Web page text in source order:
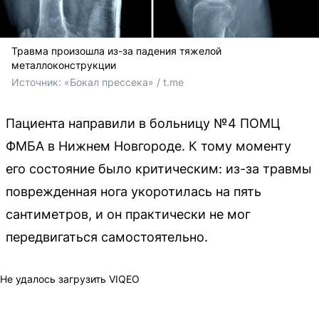
Травма произошла из-за падения тяжелой
металлоконструкции
Источник: «Бокал прессека» / t.me
Пациента направили в больницу №4 ПОМЦ
ФМБА в Нижнем Новгороде. К тому моменту
его состояние было критическим: из-за травмы
поврежденная нога укоротилась на пять
сантиметров, и он практически не мог
передвигаться самостоятельно.
Не удалось загрузить VIQEO